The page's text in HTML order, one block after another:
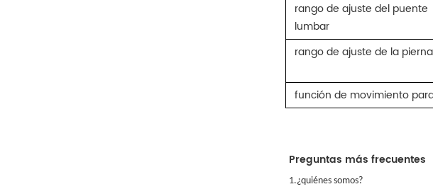
rango de ajuste del puente
lumbar
rango de ajuste de la pierna
función de movimiento
Preguntas más frecuentes
1.¿quiénes somos?